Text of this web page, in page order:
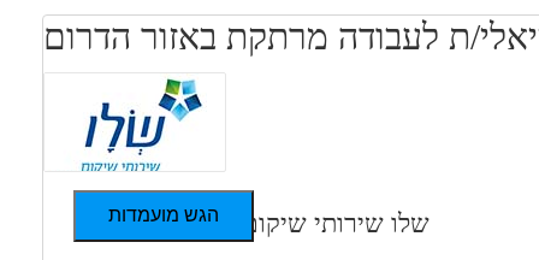
הגש מועמדות שלו שירותי שיקום